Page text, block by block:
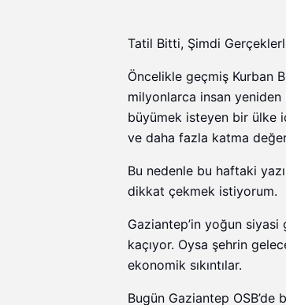
Tatil Bitti, Şimdi
Öncelikle geçmiş Kurban
milyonlarca insan yeniden
büyümek isteyen bir ülke
ve daha fazla katma
Bu nedenle bu haftaki
dikkat çekmek istiyorum.
Gaziantep’in yoğun
kaçıyor. Oysa şehrin
ekonomik sıkıntılar.
Bugün Gaziantep